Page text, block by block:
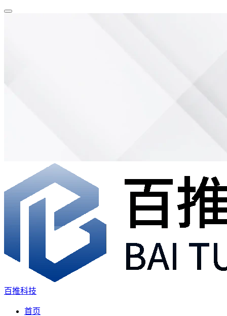
百推科技
首页